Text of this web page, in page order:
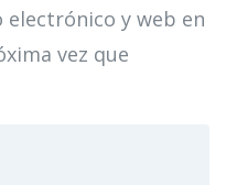
y web en
vez que